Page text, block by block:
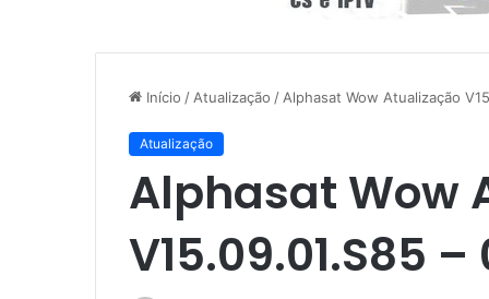
Início / Atualização / Alphasat Wow Atualização
Atualização
Alphasat Wow
V15.09.01.S85